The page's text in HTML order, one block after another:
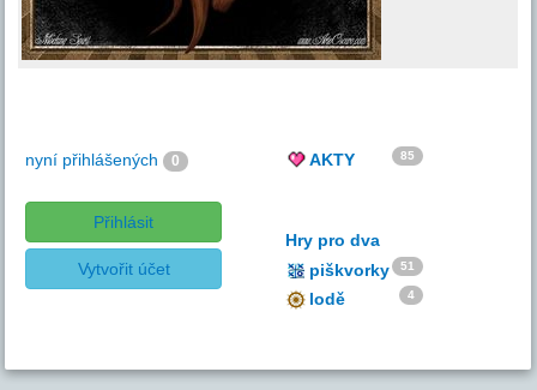
nyní přihlášených 0
Přihlásit
Vytvořit účet
AKTY 85
Hry pro dva
piškvorky
51
lodě 4